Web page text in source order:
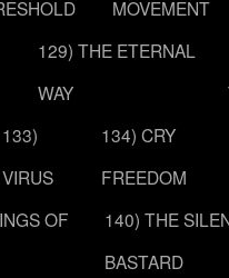
MOVEMENT
129) THE ETERNAL
WAY
133)
VIRUS
134) CRY
FREEDOM
OF
140) THE
BASTARD